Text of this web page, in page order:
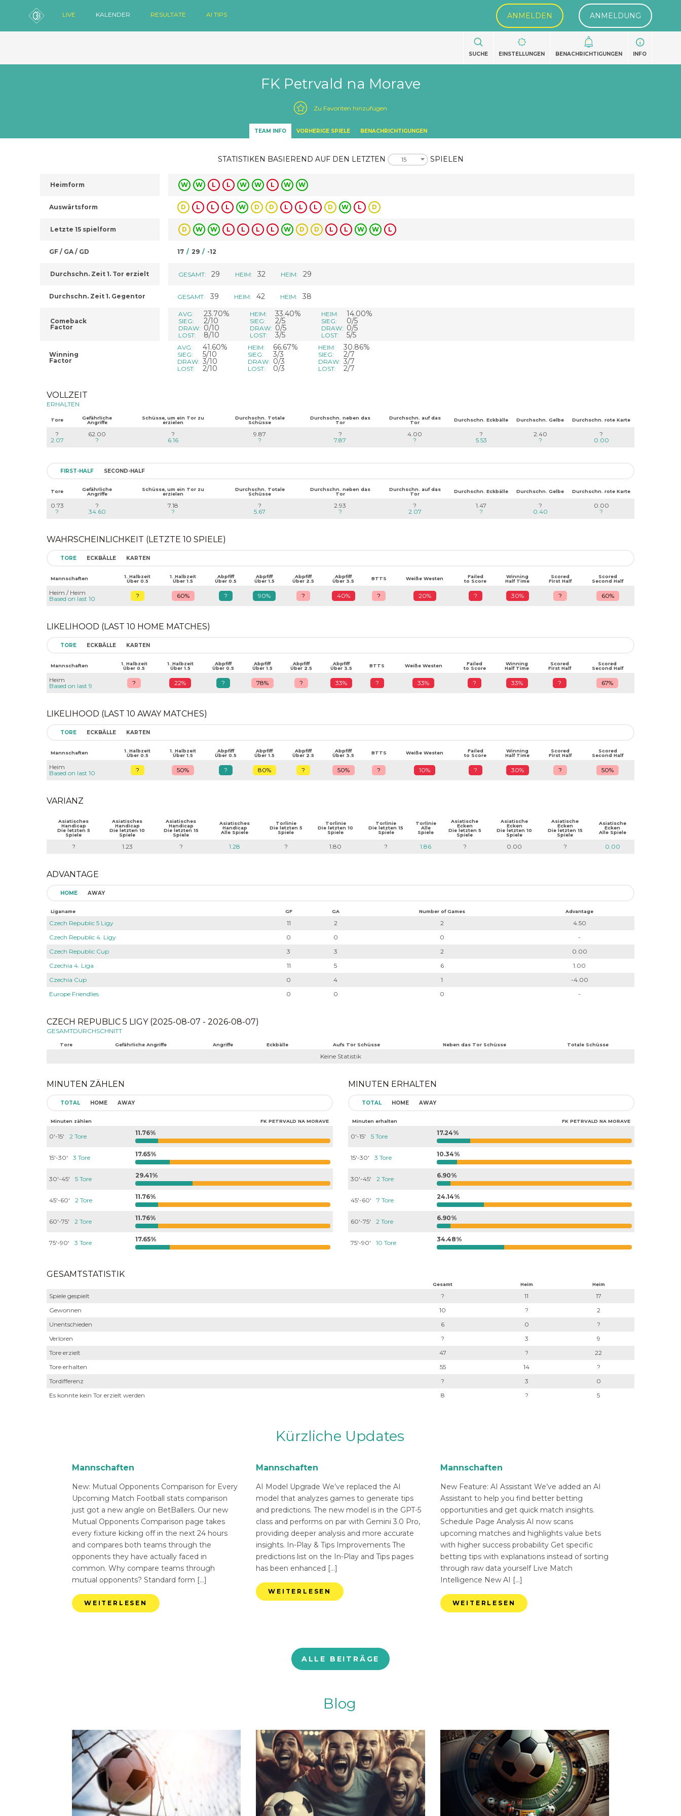
LIVE KALENDER RESULTATE AI TIPS ANMELDEN ANMELDUNG
SUCHE EINSTELLUNGEN BENACHRICHTIGUNGEN INFO
FK Petrvald na Morave
Zu Favoriten hinzufügen
TEAM INFO VORHERIGE SPIELE BENACHRICHTIGUNGEN
STATISTIKEN BASIEREND AUF DEN LETZTEN 15 SPIELEN
Heimform
Auswärtsform
Letzte 15 spielform
GF / GA / GD
Durchschn. Zeit 1. Tor erzielt
Durchschn. Zeit 1. Gegentor
Comeback
Factor
Winning
Factor
W W L L W W L W W
D L L L W D D L L L D W L D
D W W L L L L W D D L L W W L
17 / 29 / -12
GESAMT: 29 HEIM: 32 HEIM: 29
GESAMT: 39 HEIM: 42 HEIM: 38
AVG: 23.70%
SIEG: 2/10
DRAW: 0/10
LOST: 8/10
HEIM: 33.40%
SIEG: 2/5
DRAW: 0/5
LOST: 3/5
HEIM: 14.00%
SIEG: 0/5
DRAW: 0/5
LOST: 5/5
AVG: 41.60%
SIEG: 5/10
DRAW: 3/10
LOST: 2/10
HEIM: 66.67%
SIEG: 3/3
DRAW: 0/3
LOST: 0/3
HEIM: 30.86%
SIEG: 2/7
DRAW: 3/7
LOST: 2/7
VOLLZEIT
ERHALTEN
Tore
Gefährliche
Angriffe
Schüsse, um ein Tor zu
erzielen
Durchschn. Totale
Schüsse
Durchschn. neben das
Tor
Durchschn. auf das
Tor
Durchschn. Eckbälle Durchschn. Gelbe Durchschn. rote Karte
?
2.07
62.00
?
?
6.16
9.87
?
?
7.87
4.00
?
?
5.53
2.40
?
?
0.00
FIRST-HALF SECOND-HALF
Tore
Gefährliche
Angriffe
Schüsse, um ein Tor zu
erzielen
Durchschn. Totale
Schüsse
Durchschn. neben das
Tor
Durchschn. auf das
Tor
Durchschn. Eckbälle Durchschn. Gelbe Durchschn. rote Karte
0.73
?
?
34.60
7.18
?
?
5.67
2.93
?
?
2.07
1.47
?
?
0.40
0.00
?
WAHRSCHEINLICHKEIT (LETZTE 10 SPIELE)
TORE ECKBÄLLE KARTEN
Mannschaften
1. Halbzeit
Über 0.5
1. Halbzeit
Über 1.5
Abpfiff
Über 0.5
Abpfiff
Über 1.5
Abpfiff
Über 2.5
Abpfiff
Über 3.5
BTTS Weiße Westen
Failed
to Score
Winning
Half Time
Scored
First Half
Scored
Second Half
Heim / Heim
Based on last 10
? 60% ? 90% ? 40% ? 20% ? 30% ? 60%
LIKELIHOOD (LAST 10 HOME MATCHES)
TORE ECKBÄLLE KARTEN
Mannschaften
1. Halbzeit
Über 0.5
1. Halbzeit
Über 1.5
Abpfiff
Über 0.5
Abpfiff
Über 1.5
Abpfiff
Über 2.5
Abpfiff
Über 3.5
BTTS Weiße Westen
Failed
to Score
Winning
Half Time
Scored
First Half
Scored
Second Half
Heim
Based on last 9
? 22% ? 78% ? 33% ? 33% ? 33% ? 67%
LIKELIHOOD (LAST 10 AWAY MATCHES)
TORE ECKBÄLLE KARTEN
Mannschaften
1. Halbzeit
Über 0.5
1. Halbzeit
Über 1.5
Abpfiff
Über 0.5
Abpfiff
Über 1.5
Abpfiff
Über 2.5
Abpfiff
Über 3.5
BTTS Weiße Westen
Failed
to Score
Winning
Half Time
Scored
First Half
Scored
Second Half
Heim
Based on last 10
? 50% ? 80% ? 50% ? 10% ? 30% ? 50%
VARIANZ
Asiatisches
Handicap
Die letzten 5
Spiele
Asiatisches
Handicap
Die letzten 10
Spiele
Asiatisches
Handicap
Die letzten 15
Spiele
Asiatisches
Handicap
Alle Spiele
Torlinie
Die letzten 5
Spiele
Torlinie
Die letzten 10
Spiele
Torlinie
Die letzten 15
Spiele
Torlinie
Alle
Spiele
Asiatische
Ecken
Die letzten 5
Spiele
Asiatische
Ecken
Die letzten 10
Spiele
Asiatische
Ecken
Die letzten 15
Spiele
Asiatische
Ecken
Alle Spiele
? 1.23 ? 1.28 ? 1.80 ? 1.86 ? 0.00 ? 0.00
ADVANTAGE
HOME AWAY
Liganame GF GA Number of Games Advantage
Czech Republic 5 Ligy 11 2 2
4.50
Czech Republic 4. Ligy
0 0 0
-
Czech Republic Cup
3 3 2
0.00
Czechia 4. Liga
11 5 6
1.00
Czechia Cup
0 4 1
-4.00
Europe Friendlies
0 0 0 -
CZECH REPUBLIC 5 LIGY (2025-08-07 - 2026-08-07)
GESAMTDURCHSCHNITT
Tore Gefährliche Angriffe Angriffe Eckbälle Aufs Tor Schüsse Neben das Tor Schüsse Totale Schüsse
Keine Statistik
MINUTEN ZÄHLEN
TOTAL HOME AWAY
Minuten zählen FK PETRVALD NA MORAVE
0'-15' 2 Tore 11.76%
15'-30' 3 Tore 17.65%
30'-45' 5 Tore 29.41%
45'-60' 2 Tore 11.76%
60'-75' 2 Tore 11.76%
75'-90' 3 Tore 17.65%
MINUTEN ERHALTEN
TOTAL HOME AWAY
Minuten erhalten FK PETRVALD NA MORAVE
0'-15' 5 Tore 17.24%
15'-30' 3 Tore 10.34%
30'-45' 2 Tore 6.90%
45'-60' 7 Tore 24.14%
60'-75' 2 Tore 6.90%
75'-90' 10 Tore 34.48%
GESAMTSTATISTIK
Gesamt Heim Heim
Spiele gespielt ? 11
17
Gewonnen
10 ?
2
Unentschieden
6 0
?
Verloren
? 3
9
Tore erzielt
47 ?
22
Tore erhalten
55 14
?
Tordifferenz
? 3
0
Es konnte kein Tor erzielt werden
8 ? 5
Kürzliche Updates
Mannschaften
New: Mutual Opponents Comparison for Every
Upcoming Match Football stats comparison
just got a new angle on BetBallers. Our new
Mutual Opponents Comparison page takes
every fixture kicking off in the next 24 hours
and compares both teams through the
opponents they have actually faced in
common. Why compare teams through
mutual opponents? Standard form […]
WEITERLESEN
Mannschaften
AI Model Upgrade We’ve replaced the AI
model that analyzes games to generate tips
and predictions. The new model is in the GPT-5
class and performs on par with Gemini 3.0 Pro,
providing deeper analysis and more accurate
insights. In-Play & Tips Improvements The
predictions list on the In-Play and Tips pages
has been enhanced […]
WEITERLESEN
Mannschaften
New Feature: AI Assistant We’ve added an AI
Assistant to help you find better betting
opportunities and get quick match insights.
Schedule Page Analysis AI now scans
upcoming matches and highlights value bets
with higher success probability Get specific
betting tips with explanations instead of sorting
through raw data yourself Live Match
Intelligence New AI […]
WEITERLESEN
ALLE BEITRÄGE
Blog